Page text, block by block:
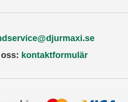
kontaktformulär